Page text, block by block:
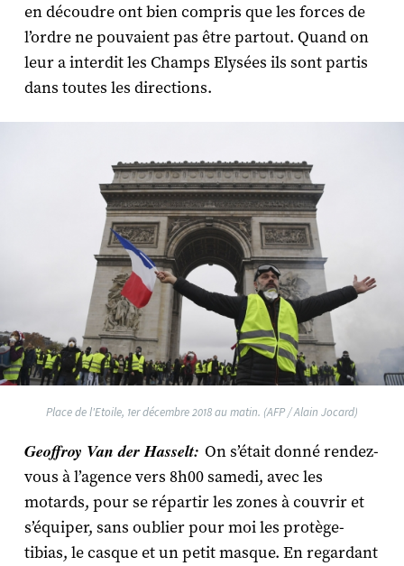
en découdre ont bien compris que les forces de
l’ordre ne pouvaient pas être partout. Quand on
leur a interdit les Champs Elysées ils sont partis
dans toutes les directions.
Place de l'Etoile, 1er décembre 2018 au matin. (AFP / Alain Jocard)
Geoffroy Van der Hasselt: On s’était donné rendez-
vous à l’agence vers 8h00 samedi, avec les
motards, pour se répartir les zones à couvrir et
s’équiper, sans oublier pour moi les protège-
tibias, le casque et un petit masque. En regardant